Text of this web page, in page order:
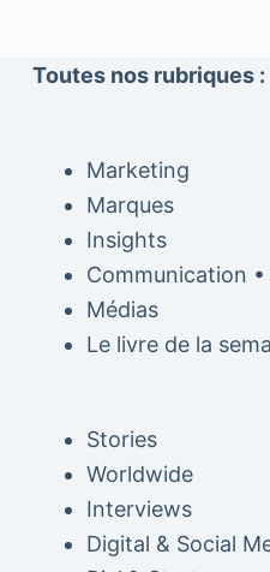
Toutes nos rubriques :
Marketing
Marques
Insights
Communication
Médias
Le livre de la
Stories
Worldwide
Interviews
Digital & Social